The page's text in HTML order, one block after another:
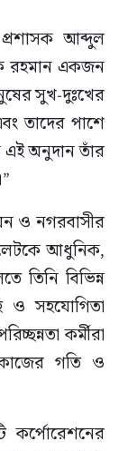
প্রশাসক আব্দুল
রহমান একজন
সুখ-দুঃখের
তাদের পাশে
এই অনুদান তাঁর
ও নগরবাসীর
আধুনিক,
তিনি বিভিন্ন
ও সহযোগিতা
কর্মীরা
গতি ও
কর্পোরেশনের